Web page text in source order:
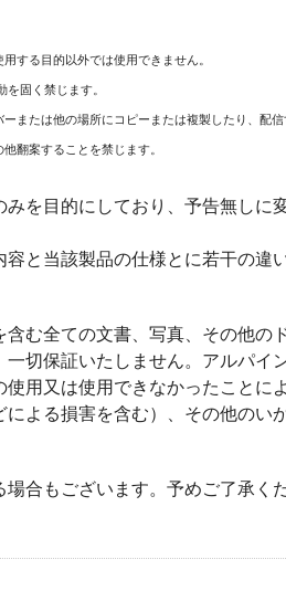
する目的以外では使用できません。
固く禁じます。
または他の場所にコピーまたは複製したり、配信
翻案することを禁じます。
を目的にしており、予告無しに
と当該製品の仕様とに若干の違
む全ての文書、写真、その他の
切保証いたしません。アルパイ
用又は使用できなかったことに
よる損害を含む）、その他のい
合もございます。予めご了承くだ